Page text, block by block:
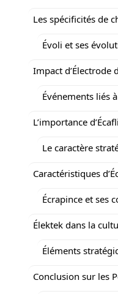
Les spécificités de
Évoli et ses
Impact d’Électrode
Événements liés
L’importance
Le caractère
Caractéristiques
Écrapince et ses
Élektek dans la
Éléments
Conclusion sur les